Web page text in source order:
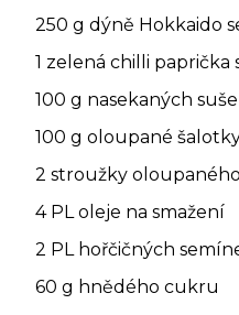
250 g dýně Hokkaido
1 zelená chilli
100 g nasekaných
100 g oloupané
2 stroužky
4 PL oleje na smažení
2 PL hořčičných
60 g hnědého cukru